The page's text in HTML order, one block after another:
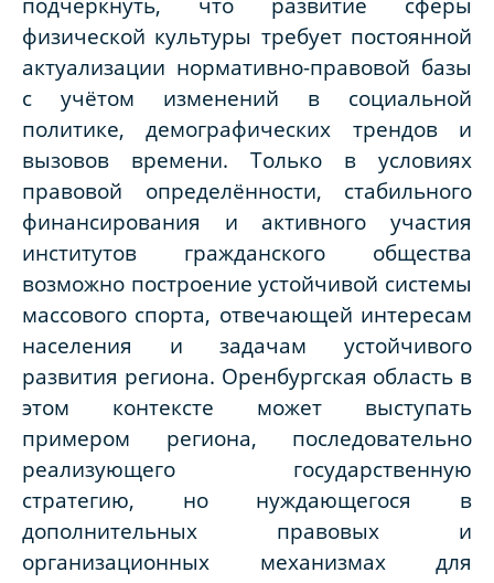
физической культуры требует постоянной
актуализации нормативно-правовой базы
с учётом изменений в социальной
политике, демографических трендов и
вызовов времени. Только в условиях
правовой определённости, стабильного
финансирования и активного участия
институтов гражданского общества
возможно построение устойчивой системы
массового спорта, отвечающей интересам
населения и задачам устойчивого
развития региона. Оренбургская область в
этом контексте может выступать
примером региона, последовательно
реализующего государственную
стратегию, но нуждающегося в
дополнительных правовых и
организационных механизмах для